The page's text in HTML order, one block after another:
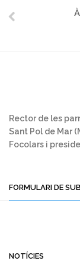
Rector de les
Sant Pol de Mar
Focolars i
FORMULARI DE
NOTÍCIES